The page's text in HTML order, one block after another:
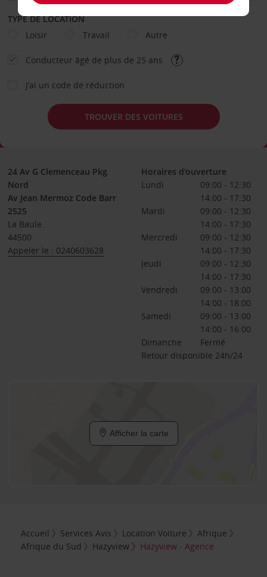
TYPE DE LOCATION
Loisir
Travail Autre
Conducteur âgé de plus de 25 ans
J’ai un code de réduction
TROUVER DES VOITURES
24 Av G Clemenceau Pkg
Nord
Av Jean Mermoz Code Barr
2525
La Baule
44500
Appeler le : 0240603628
Horaires d'ouverture
Lundi
09:00 - 12:30
14:00 - 17:30
Mardi
09:00 - 12:30
14:00 - 17:30
Mercredi
09:00 - 12:30
14:00 - 17:30
Jeudi
09:00 - 12:30
14:00 - 17:30
Vendredi
09:00 - 13:00
14:00 - 18:00
Samedi
09:00 - 13:00
14:00 - 16:00
Dimanche
Fermé
Retour disponible 24h/24
Afficher la carte
Accueil Services Avis Location Voiture
Afrique
Afrique du Sud
Hazyview Hazyview - Agence